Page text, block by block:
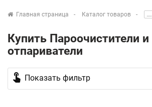
msa333
info@gpsnavi.by
Главная страница Каталог товаров .....
Купить Пароочистители и
отпариватели
touch_app Показать фильтр